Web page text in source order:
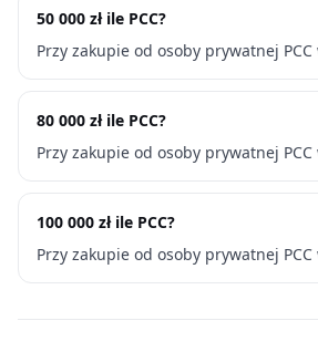
50 000 zł ile PCC?
Przy zakupie od osoby prywatnej PCC
80 000 zł ile PCC?
Przy zakupie od osoby prywatnej PCC
100 000 zł ile PCC?
Przy zakupie od osoby prywatnej PCC